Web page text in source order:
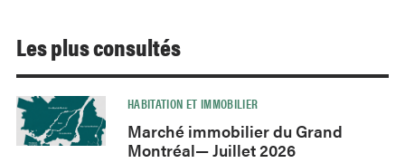
Les plus consultés
HABITATION ET IMMOBILIER
Marché immobilier du Grand
Montréal— Juillet 2026